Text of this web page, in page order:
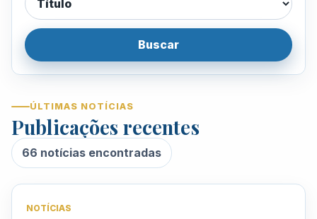
Buscar
ÚLTIMAS NOTÍCIAS
Publicações recentes
66 notícias encontradas
NOTÍCIAS